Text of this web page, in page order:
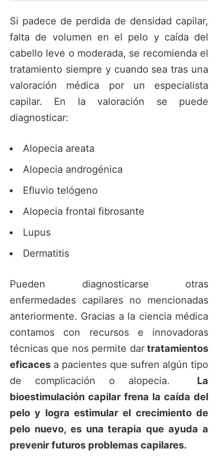
Si padece de perdida de densidad capilar,
falta de volumen en el pelo y caída del
cabello leve o moderada, se recomienda el
tratamiento siempre y cuando sea tras una
valoración médica por un especialista
capilar. En la valoración se puede
diagnosticar:
Alopecia areata
Alopecia androgénica
Efluvio telógeno
Alopecia frontal fibrosante
Lupus
Dermatitis
Pueden diagnosticarse otras
enfermedades capilares no mencionadas
anteriormente. Gracias a la ciencia médica
contamos con recursos e innovadoras
técnicas que nos permite dartratamientos
eficaces a pacientes que sufren algún tipo
de complicación o alopecia. La
bioestimulación capilar frena la caída del
pelo y logra estimular el crecimiento de
pelo nuevo, es una terapia que ayuda a
prevenir futuros problemas capilares.